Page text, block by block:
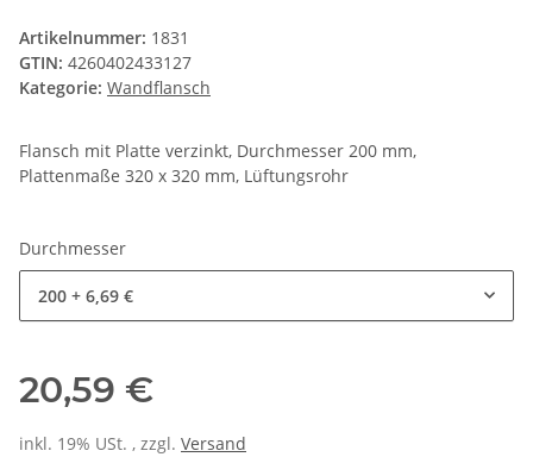
Artikelnummer: 1831
GTIN: 4260402433127
Kategorie: Wandflansch
Flansch mit Platte verzinkt, Durchmesser 200 mm,
Plattenmaße 320 x 320 mm, Lüftungsrohr
Durchmesser
200 + 6,69 €
20,59 €
inkl. 19% USt. , zzgl. Versand